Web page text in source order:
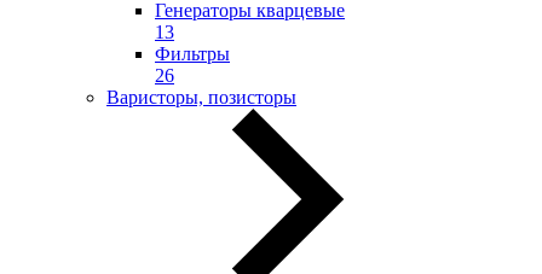
Генераторы кварцевые
13
Фильтры
26
Варисторы, позисторы